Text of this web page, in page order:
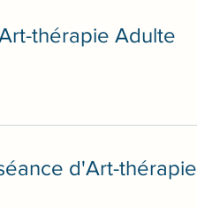
thérapie Adulte
d'Art-thérapie